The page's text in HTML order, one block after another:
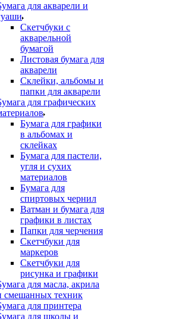
для акварели и
Скетчбуки с
акварельной
бумагой
Листовая бумага для
акварели
Склейки, альбомы и
папки для акварели
для графических
Бумага для графики
в альбомах и
склейках
Бумага для пастели,
угля и сухих
материалов
Бумага для
спиртовых чернил
Ватман и бумага для
графики в листах
Папки для черчения
Скетчбуки для
маркеров
Скетчбуки для
рисунка и графики
для масла, акрила
смешанных техник
для принтера
для школы и